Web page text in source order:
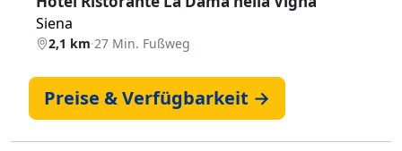
Siena
2,1 km·27 Min. Fußweg
Preise & Verfügbarkeit →